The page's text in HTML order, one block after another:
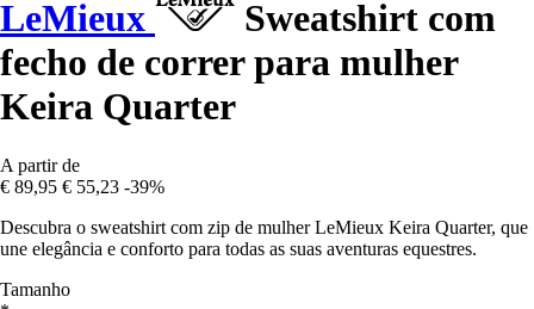
LeMieux
Sweatshirt com
fecho de correr para mulher
Keira Quarter
A partir de
€ 89,95 € 55,23 -39%
Descubra o sweatshirt com zip de mulher LeMieux Keira Quarter, que
une elegância e conforto para todas as suas aventuras equestres.
Tamanho